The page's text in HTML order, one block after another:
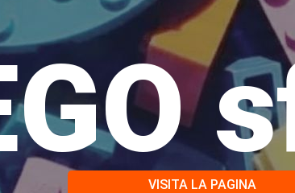
VISITA LA PAGINA